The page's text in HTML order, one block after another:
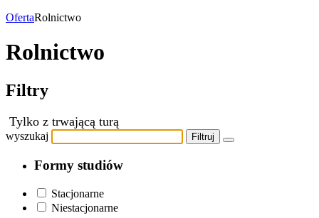
OfertaRolnictwo
Rolnictwo
Filtry
Tylko z trwającą turą
wyszukaj Filtruj
Formy studiów
Stacjonarne
Niestacjonarne